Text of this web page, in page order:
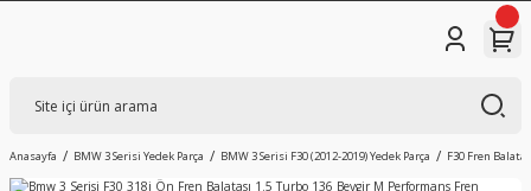
Anasayfa BMW 3 Serisi Yedek Parça BMW 3 Serisi F30 (2012-2019) Yedek Parça F30 Fren